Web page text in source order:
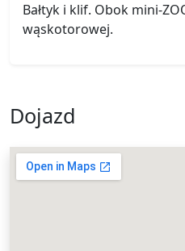
Bałtyk i klif. Obok mini-
wąskotorowej.
Dojazd